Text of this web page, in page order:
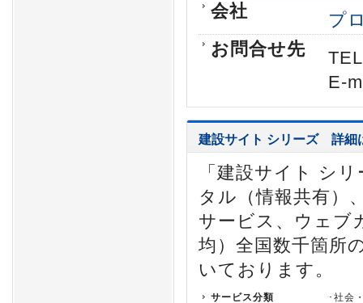
会社
プ
お問合せ先
E-
建設サイト シリーズ 詳細
「建設サイト シ
タル（情報共有）
サービス、ウェブ
均）全国数千箇所
いております。
サービス分類
･社会